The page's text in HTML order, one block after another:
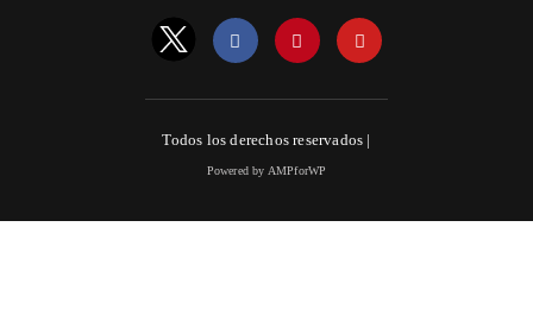
Todos los derechos reservados |
Powered by AMPforWP